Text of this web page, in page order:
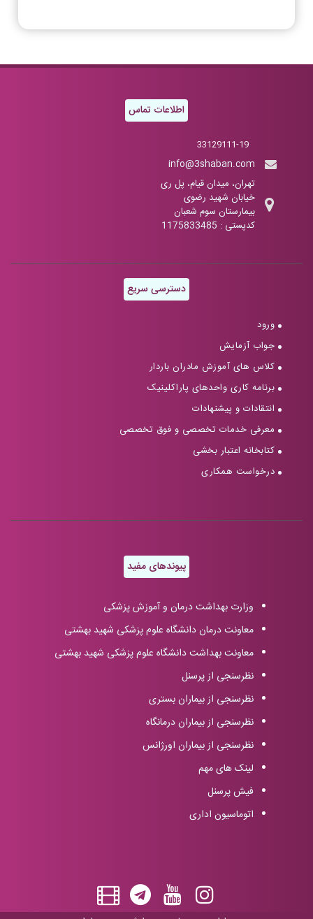
اطلاعات تماس
33129111-19
info@3shaban.com
تهران، میدان قیام، پل ری
خیابان شهید رضوی
بیمارستان سوم شعبان
کدپستی : 1175833485
دسترسی سریع
ورود
جواب آزمایش
کلاس های آموزش مادران باردار
برنامه کاری واحدهای پاراکلینیک
انتقادات و پیشنهادات
معرفی خدمات تخصصی و فوق تخصصی
کتابخانه اعتبار بخشی
درخواست همکاری
پیوندهای مفید
وزارت بهداشت درمان و آموزش پزشکی
معاونت درمان دانشگاه علوم پزشکی شهید بهشتی
معاونت بهداشت دانشگاه علوم پزشکی شهید بهشتی
نظرسنجی از پرسنل
نظرسنجی از بیماران بستری
نظرسنجی از بیماران درمانگاه
نظرسنجی از بیماران اورژانس
لینک های مهم
فیش پرسنل
اتوماسیون اداری